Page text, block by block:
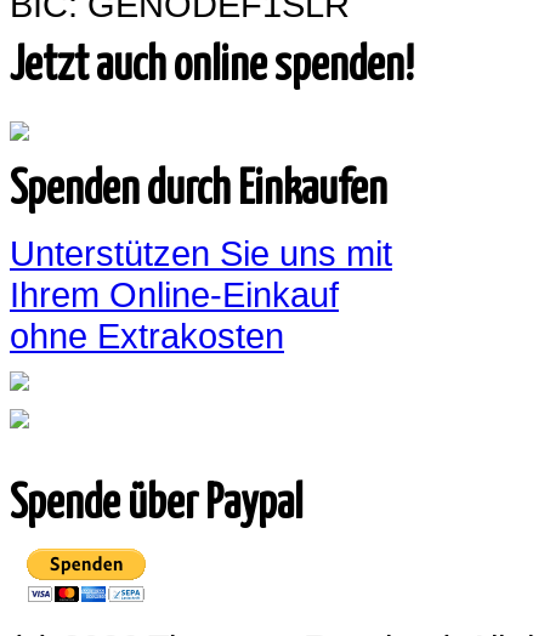
Jetzt auch online spenden!
Spenden durch Einkaufen
Unterstützen Sie uns mit
Ihrem Online-Einkauf
ohne Extrakosten
Spende über Paypal